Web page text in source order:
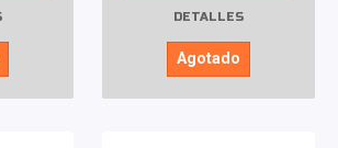
DETALLES
Agotado